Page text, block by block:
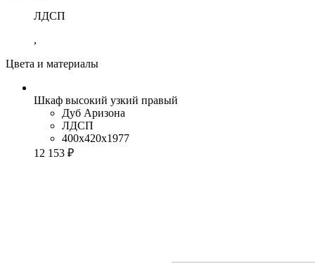
ЛДСП
,
Цвета и материалы
Шкаф высокий узкий правый
Дуб Аризона
ЛДСП
400x420x1977
12 153 ₽